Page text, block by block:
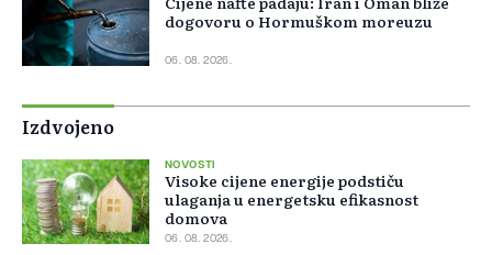
dogovoru o Hormuškom moreuzu
06. 08. 2026.
Izdvojeno
NOVOSTI
Visoke cijene energije podstiču
ulaganja u energetsku efikasnost
domova
06. 08. 2026.